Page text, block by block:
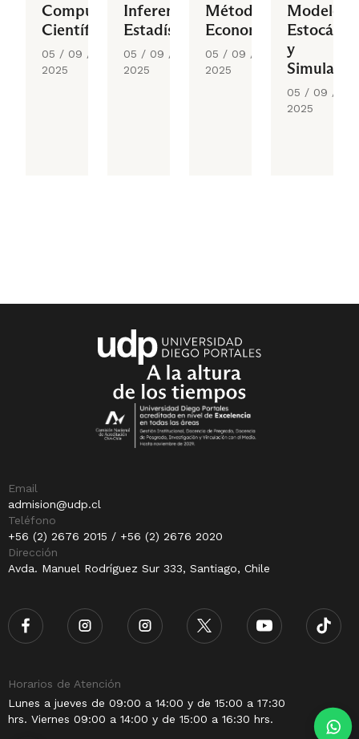
Computación
Científica
05 / 09 /
2025
Inferencia
Estadística
05 / 09 /
2025
Métodos
Econométricos
05 / 09 /
2025
Modelos
y
05 / 09 /
2025
Email
admision@udp.cl
Teléfono
+56 (2) 2676 2015 / +56 (2) 2676 2020
Dirección
Avda. Manuel Rodríguez Sur 333, Santiago, Chile
Horarios de Atención
Lunes a jueves de 09:00 a 14:00 y de 15:00 a 17:30
hrs. Viernes 09:00 a 14:00 y de 15:00 a 16:30 hrs.